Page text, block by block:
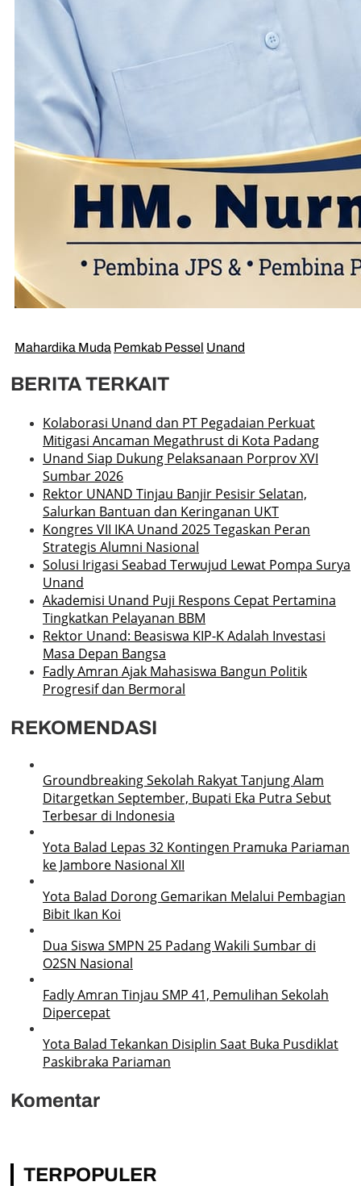
Mahardika Muda Pemkab Pessel Unand
BERITA TERKAIT
Kolaborasi Unand dan PT Pegadaian Perkuat
Mitigasi Ancaman Megathrust di Kota Padang
Unand Siap Dukung Pelaksanaan Porprov XVI
Sumbar 2026
Rektor UNAND Tinjau Banjir Pesisir Selatan,
Salurkan Bantuan dan Keringanan UKT
Kongres VII IKA Unand 2025 Tegaskan Peran
Strategis Alumni Nasional
Solusi Irigasi Seabad Terwujud Lewat Pompa Surya
Unand
Akademisi Unand Puji Respons Cepat Pertamina
Tingkatkan Pelayanan BBM
Rektor Unand: Beasiswa KIP-K Adalah Investasi
Masa Depan Bangsa
Fadly Amran Ajak Mahasiswa Bangun Politik
Progresif dan Bermoral
REKOMENDASI
Groundbreaking Sekolah Rakyat Tanjung Alam
Ditargetkan September, Bupati Eka Putra Sebut
Terbesar di Indonesia
Yota Balad Lepas 32 Kontingen Pramuka Pariaman
ke Jambore Nasional XII
Yota Balad Dorong Gemarikan Melalui Pembagian
Bibit Ikan Koi
Dua Siswa SMPN 25 Padang Wakili Sumbar di
O2SN Nasional
Fadly Amran Tinjau SMP 41, Pemulihan Sekolah
Dipercepat
Yota Balad Tekankan Disiplin Saat Buka Pusdiklat
Paskibraka Pariaman
Komentar
TERPOPULER